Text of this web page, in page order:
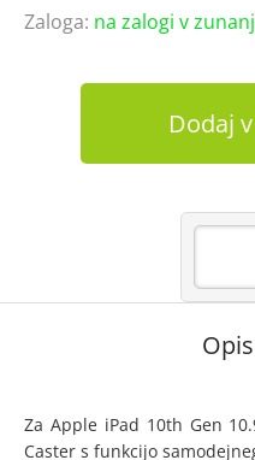
Zaloga: na zalogi v
Dodaj
Za Apple iPad 10th Gen
Caster s funkcijo